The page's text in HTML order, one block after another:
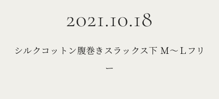
2021.10.18
シルクコットン腹巻きスラックス下 Ｍ～Ｌフリ
ー